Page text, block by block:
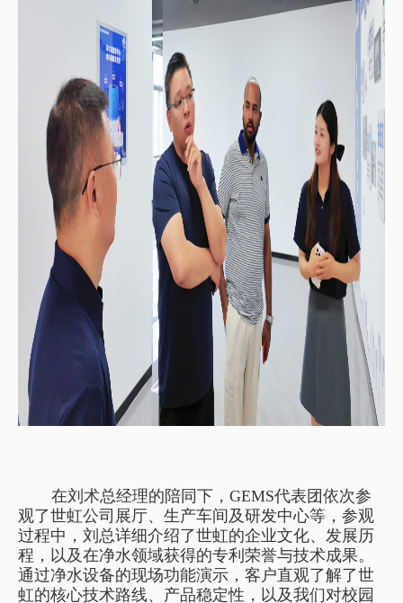
在刘术总经理的陪同下， GEMS代表团依次参
观了世虹公司展厅、生产车间及研发中心等， 参观
过程中，刘总详细介绍了世虹的企业文化、发展历
程，以及在净水领域获得的专利荣誉与技术成果。
通过净水设备的现场功能演示，客户直观了解了世
虹的核心技术路线、产品稳定性，以及我们对校园